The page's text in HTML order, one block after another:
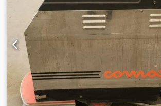
odprowadzana do wylotu. Stosunek
koncentratem można regulować ręcznie za
igłowego. W normalnych warunkach
odwróconej osmozy charakteryzują się
Jednak nawet przy dobrej jakości wody
pewnym stopniu będą tworzyć się warstwy
co spowoduje powolne zmniejszenie
Cedjzl E Diopfx Aqisha